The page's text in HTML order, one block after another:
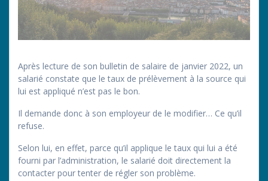
Après lecture de son bulletin de salaire de janvier 2022, un
salarié constate que le taux de prélèvement à la source qui
lui est appliqué n’est pas le bon.
Il demande donc à son employeur de le modifier… Ce qu’il
refuse.
Selon lui, en effet, parce qu’il applique le taux qui lui a été
fourni par l’administration, le salarié doit directement la
contacter pour tenter de régler son problème.